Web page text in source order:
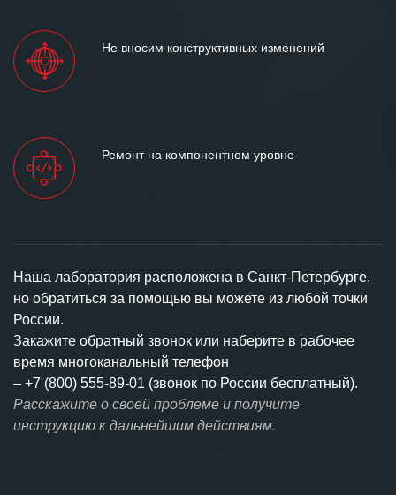
Не вносим конструктивных изменений
Ремонт на компонентном уровне
Наша лаборатория расположена в Санкт-Петербурге,
но обратиться за помощью вы можете из любой точки
России.
Закажите обратный звонок или наберите в рабочее
время многоканальный телефон
– +7 (800) 555-89-01 (звонок по России бесплатный).
Расскажите о своей проблеме и получите
инструкцию к дальнейшим действиям.